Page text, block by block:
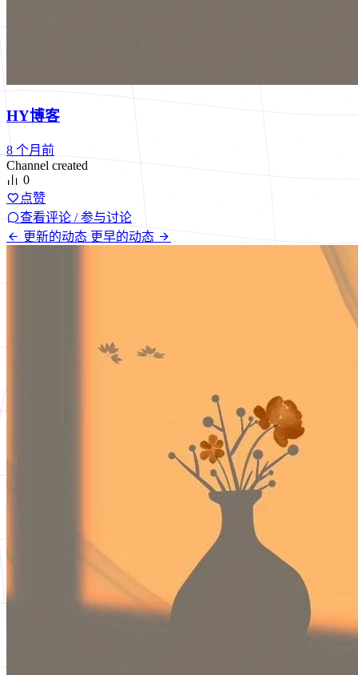
HY博客
8 个月前
Channel created
0
点赞
查看评论 / 参与讨论
更新的动态 更早的动态